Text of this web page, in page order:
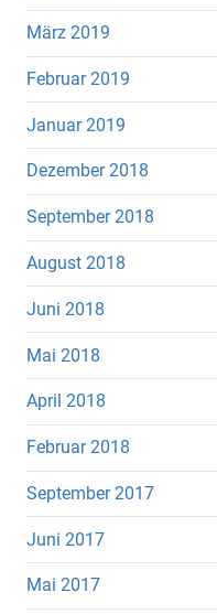
März 2019
Februar 2019
Januar 2019
Dezember 2018
September 2018
August 2018
Juni 2018
Mai 2018
April 2018
Februar 2018
September 2017
Juni 2017
Mai 2017